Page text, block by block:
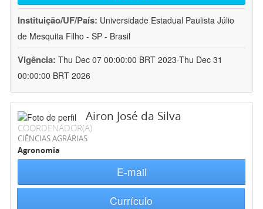
Instituição/UF/País: Universidade Estadual Paulista Júlio
de Mesquita Filho - SP - Brasil
Vigência: Thu Dec 07 00:00:00 BRT 2023-Thu Dec 31
00:00:00 BRT 2026
Airon José da Silva
COORDENADOR(A)
CIÊNCIAS AGRÁRIAS
Agronomia
E-mail
Currículo